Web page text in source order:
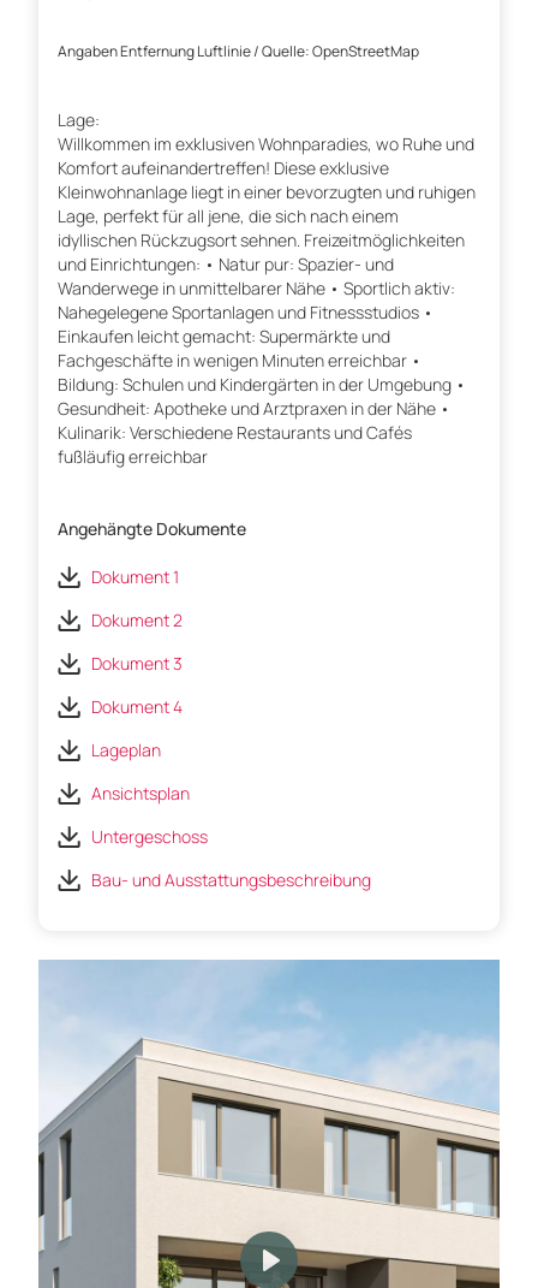
Angaben Entfernung Luftlinie / Quelle: OpenStreetMap
Lage:
Willkommen im exklusiven Wohnparadies, wo Ruhe und
Komfort aufeinandertreffen! Diese exklusive
Kleinwohnanlage liegt in einer bevorzugten und ruhigen
Lage, perfekt für all jene, die sich nach einem
idyllischen Rückzugsort sehnen. Freizeitmöglichkeiten
und Einrichtungen: • Natur pur: Spazier- und
Wanderwege in unmittelbarer Nähe • Sportlich aktiv:
Nahegelegene Sportanlagen und Fitnessstudios •
Einkaufen leicht gemacht: Supermärkte und
Fachgeschäfte in wenigen Minuten erreichbar •
Bildung: Schulen und Kindergärten in der Umgebung •
Gesundheit: Apotheke und Arztpraxen in der Nähe •
Kulinarik: Verschiedene Restaurants und Cafés
fußläufig erreichbar
Angehängte Dokumente
Dokument 1
Dokument 2
Dokument 3
Dokument 4
Lageplan
Ansichtsplan
Untergeschoss
Bau- und Ausstattungsbeschreibung